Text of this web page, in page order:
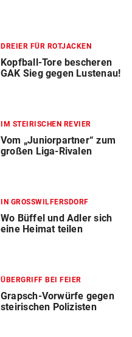
DREIER FÜR ROTJACKEN
Kopfball-Tore bescheren
GAK Sieg gegen Lustenau!
IM STEIRISCHEN REVIER
Vom „Juniorpartner“ zum
großen Liga-Rivalen
IN GROSSWILFERSDORF
Wo Büffel und Adler sich
eine Heimat teilen
ÜBERGRIFF BEI FEIER
Grapsch-Vorwürfe gegen
steirischen Polizisten